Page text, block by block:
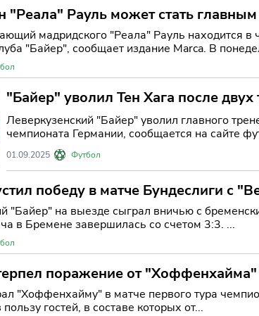
"Реала" Рауль может стать
мадридского "Реала" Рауль находится в
"Байер", сообщает издание Marca. В
"Байер" уволил Тен Хага после двух
Леверкузенский "Байер" уволил главного
чемпионата Германии, сообщается на сайте
01.09.2025 Футбол
победу в матче Бундеслиги с
"Байер" на выезде сыграл вничью с
в Бремене завершилась со счетом 3:3. ...
поражение от "Хоффенхайма"
"Хоффенхайму" в матче первого тура
гостей, в составе которых от...